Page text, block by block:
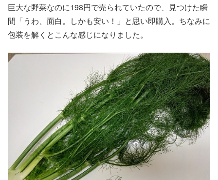
巨大な野菜なのに198円で売られていたので、見つけた瞬
間「うわ、面白。しかも安い！」と思い即購入。ちなみに
包装を解くとこんな感じになりました。